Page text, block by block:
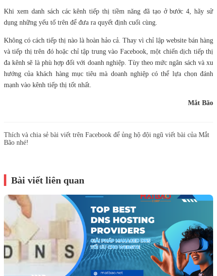
Khi xem danh sách các kênh tiếp thị tiềm năng đã tạo ở bước 4, hãy sử
dụng những yếu tố trên để đưa ra quyết định cuối cùng.
Không có cách tiếp thị nào là hoàn hảo cả. Thay vì chỉ lập website bán hàng
và tiếp thị trên đó hoặc chỉ tập trung vào Facebook, một chiến dịch tiếp thị
đa kênh sẽ là phù hợp đối với doanh nghiệp. Tùy theo mức ngân sách và xu
hướng của khách hàng mục tiêu mà doanh nghiệp có thể lựa chọn đánh
mạnh vào kênh tiếp thị tốt nhất.
Mắt Bão
Thích và chia sẻ bài viết trên Facebook để ủng hộ đội ngũ viết bài của Mắt
Bão nhé!
Bài viết liên quan